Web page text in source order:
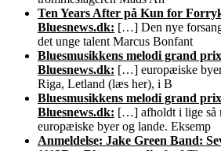
Ten Years After på Kun for
Bluesnews.dk: […] Den nye
det unge talent Marcus Bonfant
Bluesmusikkens melodi grand
Bluesnews.dk: […] europæiske
Riga, Letland (læs her), i B
Bluesmusikkens melodi grand
Bluesnews.dk: […] afholdt i lige så
europæiske byer og lande. Eksemp
Anmeldelse: Jake Green Band: